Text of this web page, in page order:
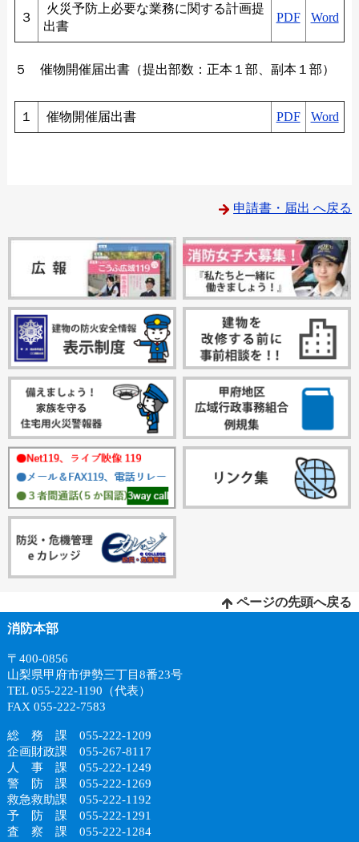
３
火災予防上必要な業務に関する計画提
出書
PDF Word
５ 催物開催届出書（提出部数：正本１部、副本１部）
１ 催物開催届出書 PDF Word
申請書・届出 へ戻る
ページの先頭へ戻る
消防本部
〒400-0856
山梨県甲府市伊勢三丁目8番23号
TEL 055-222-1190（代表）
FAX 055-222-7583
総 務 課 055-222-1209
企画財政課 055-267-8117
人 事 課 055-222-1249
警 防 課 055-222-1269
救急救助課 055-222-1192
予 防 課 055-222-1291
査 察 課 055-222-1284